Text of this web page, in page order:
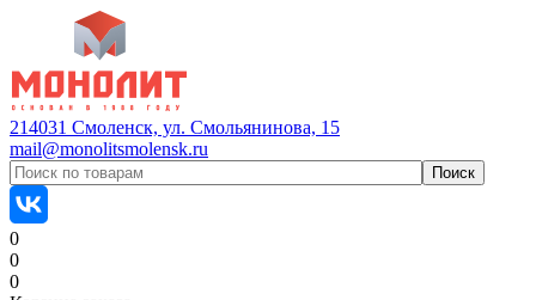
214031 Смоленск, ул. Смольянинова, 15
mail@monolitsmolensk.ru
0
0
0